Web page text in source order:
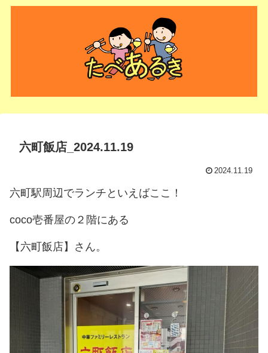
六町飯店_2024.11.19
2024.11.19
六町駅周辺でランチといえばここ！
coco壱番屋の２階にある
【六町飯店】さん。